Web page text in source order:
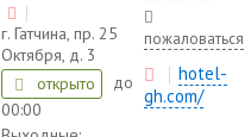
г. Гатчина, пр. 25
Октября, д. 3
открыто
до
00:00
пожаловаться
hotel-
gh.com/